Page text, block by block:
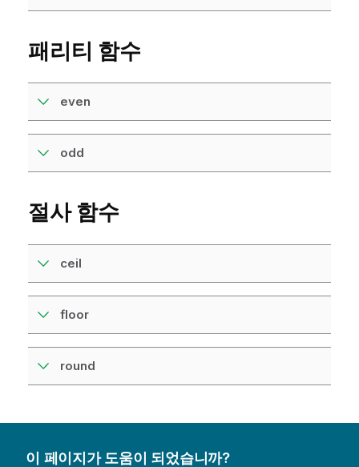
패리티 함수
even
odd
절사 함수
ceil
floor
round
이 페이지가 도움이 되었습니까?